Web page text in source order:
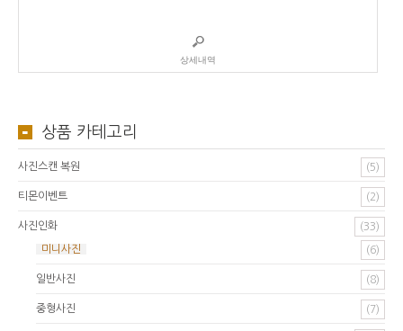
상세내역
상품 카테고리
사진스캔 복원 (5)
티몬이벤트 (2)
사진인화 (33)
미니사진 (6)
일반사진 (8)
중형사진 (7)